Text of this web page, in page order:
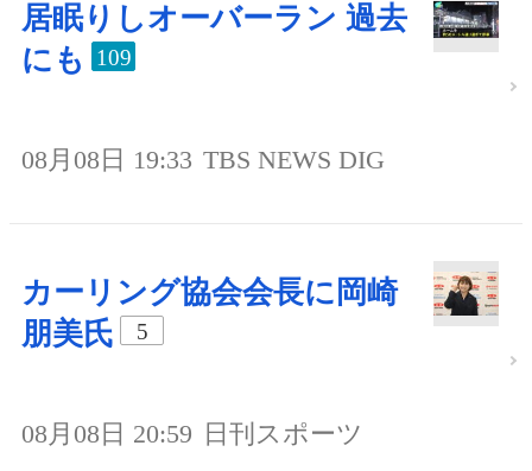
居眠りしオーバーラン 過去
にも
109
08月08日 19:33 TBS NEWS DIG
カーリング協会会長に岡崎
朋美氏
5
08月08日 20:59 日刊スポーツ